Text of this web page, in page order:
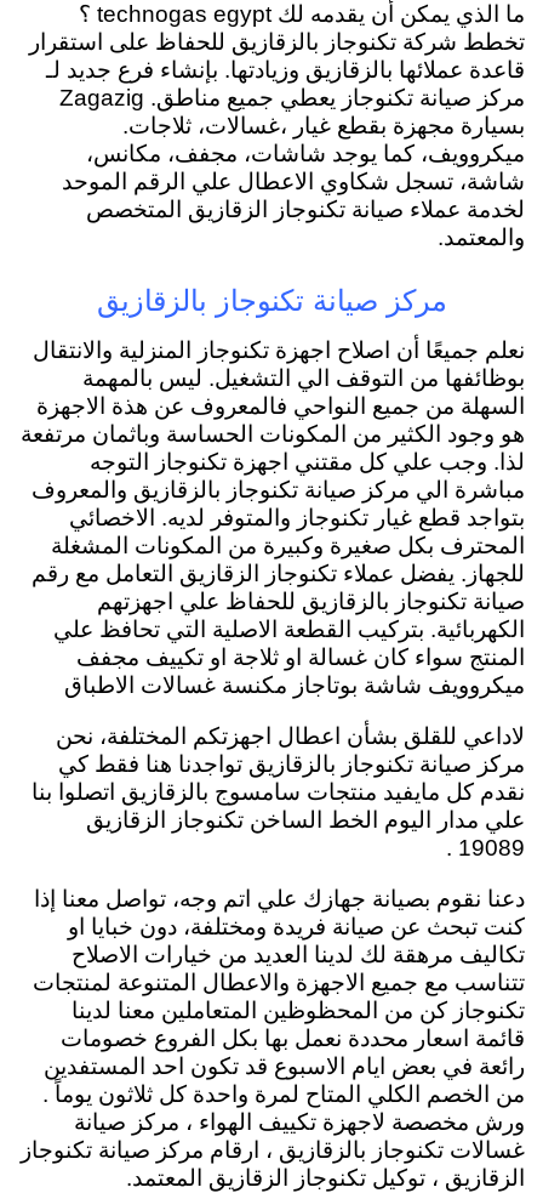
ما الذي يمكن أن يقدمه لك technogas egypt ؟
تخطط شركة تكنوجاز بالزقازيق للحفاظ على استقرار
قاعدة عملائها بالزقازيق وزيادتها. بإنشاء فرع جديد لـ
مركز صيانة تكنوجاز يعطي جميع مناطق. Zagazig
بسيارة مجهزة بقطع غيار ،غسالات، ثلاجات.
ميكروويف، كما يوجد شاشات، مجفف، مكانس،
شاشة، تسجل شكاوي الاعطال علي الرقم الموحد
لخدمة عملاء صيانة تكنوجاز الزقازيق المتخصص
والمعتمد.
مركز صيانة تكنوجاز بالزقازيق
نعلم جميعًا أن اصلاح اجهزة تكنوجاز المنزلية والانتقال
بوظائفها من التوقف الي التشغيل. ليس بالمهمة
السهلة من جميع النواحي فالمعروف عن هذة الاجهزة
هو وجود الكثير من المكونات الحساسة وباثمان مرتفعة
لذا. وجب علي كل مقتني اجهزة تكنوجاز التوجه
مباشرة الي مركز صيانة تكنوجاز بالزقازيق والمعروف
بتواجد قطع غيار تكنوجاز والمتوفر لديه. الاخصائي
المحترف بكل صغيرة وكبيرة من المكونات المشغلة
للجهاز. يفضل عملاء تكنوجاز الزقازيق التعامل مع رقم
صيانة تكنوجاز بالزقازيق للحفاظ علي اجهزتهم
الكهربائية. بتركيب القطعة الاصلية التي تحافظ علي
المنتج سواء كان غسالة او ثلاجة او تكييف مجفف
ميكروويف شاشة بوتاجاز مكنسة غسالات الاطباق
لاداعي للقلق بشأن اعطال اجهزتكم المختلفة، نحن
مركز صيانة تكنوجاز بالزقازيق تواجدنا هنا فقط كي
نقدم كل مايفيد منتجات سامسوج بالزقازيق اتصلوا بنا
علي مدار اليوم الخط الساخن تكنوجاز الزقازيق
19089 .
دعنا نقوم بصيانة جهازك علي اتم وجه، تواصل معنا إذا
كنت تبحث عن صيانة فريدة ومختلفة، دون خبايا او
تكاليف مرهقة لك لدينا العديد من خيارات الاصلاح
تتناسب مع جميع الاجهزة والاعطال المتنوعة لمنتجات
تكنوجاز كن من المحظوظين المتعاملين معنا لدينا
قائمة اسعار محددة نعمل بها بكل الفروع خصومات
رائعة في بعض ايام الاسبوع قد تكون احد المستفدين
من الخصم الكلي المتاح لمرة واحدة كل ثلاثون يوماً .
ورش مخصصة لاجهزة تكييف الهواء ، مركز صيانة
غسالات تكنوجاز بالزقازيق ، ارقام مركز صيانة تكنوجاز
الزقازيق ، توكيل تكنوجاز الزقازيق المعتمد.